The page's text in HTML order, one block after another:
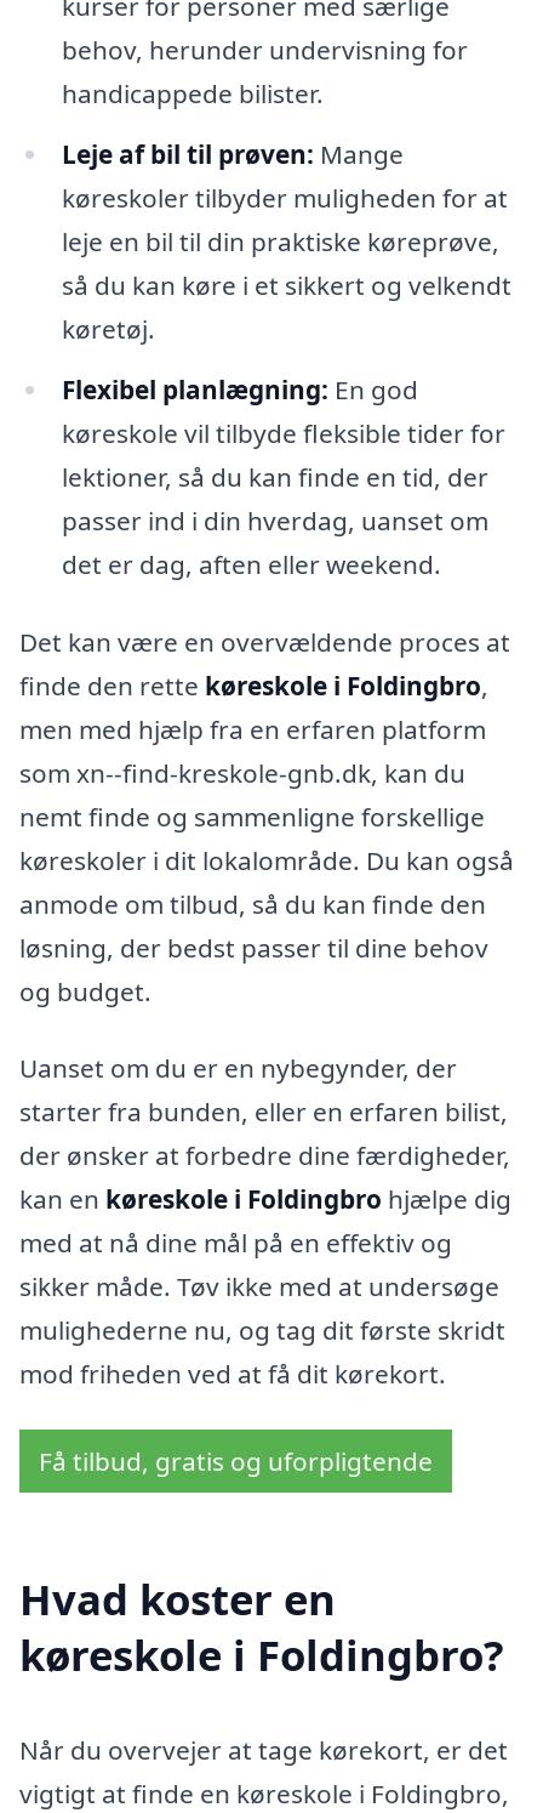
behov, herunder undervisning for
handicappede bilister.
Leje af bil til prøven: Mange
køreskoler tilbyder muligheden for at
leje en bil til din praktiske køreprøve,
så du kan køre i et sikkert og velkendt
køretøj.
Flexibel planlægning: En god
køreskole vil tilbyde fleksible tider for
lektioner, så du kan finde en tid, der
passer ind i din hverdag, uanset om
det er dag, aften eller weekend.
Det kan være en overvældende proces at
finde den rette køreskole i Foldingbro,
men med hjælp fra en erfaren platform
som xn--find-kreskole-gnb.dk, kan du
nemt finde og sammenligne forskellige
køreskoler i dit lokalområde. Du kan også
anmode om tilbud, så du kan finde den
løsning, der bedst passer til dine behov
og budget.
Uanset om du er en nybegynder, der
starter fra bunden, eller en erfaren bilist,
der ønsker at forbedre dine færdigheder,
kan en køreskole i Foldingbro hjælpe dig
med at nå dine mål på en effektiv og
sikker måde. Tøv ikke med at undersøge
mulighederne nu, og tag dit første skridt
mod friheden ved at få dit kørekort.
Få tilbud, gratis og uforpligtende
Hvad koster en
køreskole i Foldingbro?
Når du overvejer at tage kørekort, er det
vigtigt at finde en køreskole i Foldingbro,